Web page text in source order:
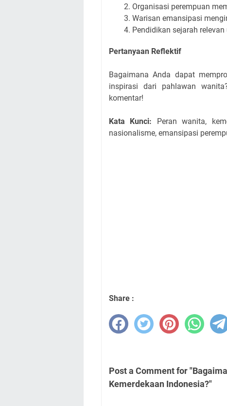
Organisasi perempuan
Warisan emansipasi
Pendidikan sejarah
Pertanyaan Reflektif
Bagaimana Anda dapat
inspirasi dari pahlawan
komentar!
Kata Kunci: Peran wanita,
nasionalisme, emansipasi
Share :
Post a Comment for
Kemerdekaan Indonesia?"